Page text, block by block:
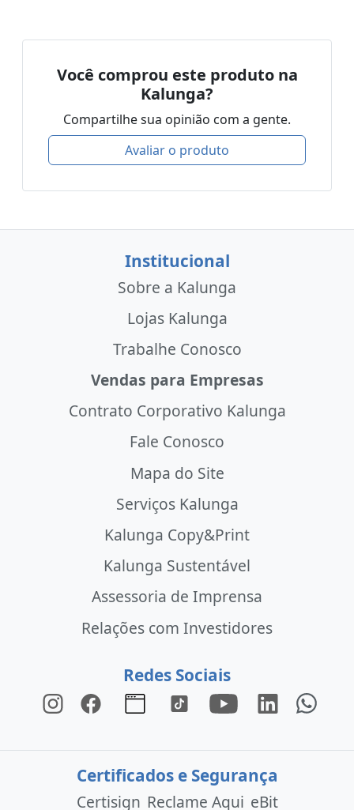
Você comprou este produto na
Kalunga?
Compartilhe sua opinião com a gente.
Avaliar o produto
Institucional
Sobre a Kalunga
Lojas Kalunga
Trabalhe Conosco
Vendas para Empresas
Contrato Corporativo Kalunga
Fale Conosco
Mapa do Site
Serviços Kalunga
Kalunga Copy&Print
Kalunga Sustentável
Assessoria de Imprensa
Relações com Investidores
Redes Sociais
Certificados e Segurança
Certisign Reclame Aqui eBit